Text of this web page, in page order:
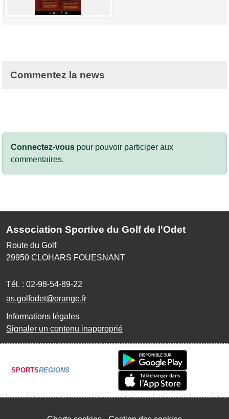
Commentez la news
Connectez-vous pour pouvoir participer aux
commentaires.
Association Sportive du Golf de l'Odet
Route du Golf
29950 CLOHARS FOUESNANT
Tél. : 02-98-54-89-22
as.golfodet@orange.fr
Informations légales
Signaler un contenu inapproprié
SPORTSREGIONS